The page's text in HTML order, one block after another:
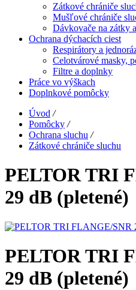
Zátkové chrániče
Mušľové chrániče
Dávkovače na zátky
Ochrana dýchacích ciest
Respirátory a
Celotvárové masky,
Filtre a doplnky
Práce vo výškach
Doplnkové pomôcky
Úvod /
Pomôcky /
Ochrana sluchu /
Zátkové chrániče sluchu
PELTOR TRI
29 dB (pletené)
PELTOR TRI
29 dB (pletené)